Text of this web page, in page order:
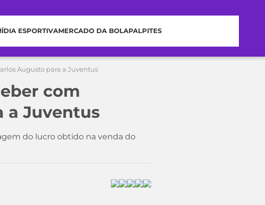
ESPORTIVAMERCADO DA BOLAPALPITES
Augusto para a Juventus
com
a Juventus
do lucro obtido na venda do